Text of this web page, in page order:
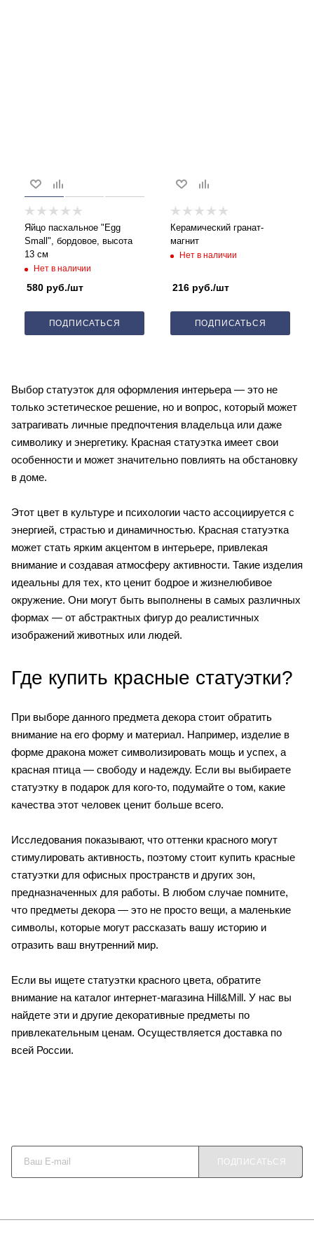
Яйцо пасхальное "Egg
Small", бордовое, высота
13 см
Нет в наличии
580 руб./шт
ПОДПИСАТЬСЯ
Керамический гранат-
магнит
Нет в наличии
216 руб./шт
ПОДПИСАТЬСЯ
Выбор статуэток для оформления интерьера — это не
только эстетическое решение, но и вопрос, который может
затрагивать личные предпочтения владельца или даже
символику и энергетику. Красная статуэтка имеет свои
особенности и может значительно повлиять на обстановку
в доме.
Этот цвет в культуре и психологии часто ассоциируется с
энергией, страстью и динамичностью. Красная статуэтка
может стать ярким акцентом в интерьере, привлекая
внимание и создавая атмосферу активности. Такие изделия
идеальны для тех, кто ценит бодрое и жизнелюбивое
окружение. Они могут быть выполнены в самых различных
формах — от абстрактных фигур до реалистичных
изображений животных или людей.
Где купить красные статуэтки?
При выборе данного предмета декора стоит обратить
внимание на его форму и материал. Например, изделие в
форме дракона может символизировать мощь и успех, а
красная птица — свободу и надежду. Если вы выбираете
статуэтку в подарок для кого-то, подумайте о том, какие
качества этот человек ценит больше всего.
Исследования показывают, что оттенки красного могут
стимулировать активность, поэтому стоит купить красные
статуэтки для офисных пространств и других зон,
предназначенных для работы. В любом случае помните,
что предметы декора — это не просто вещи, а маленькие
символы, которые могут рассказать вашу историю и
отразить ваш внутренний мир.
Если вы ищете статуэтки красного цвета, обратите
внимание на каталог интернет-магазина Hill&Mill. У нас вы
найдете эти и другие декоративные предметы по
привлекательным ценам. Осуществляется доставка по
всей России.
ПОДПИСАТЬСЯ